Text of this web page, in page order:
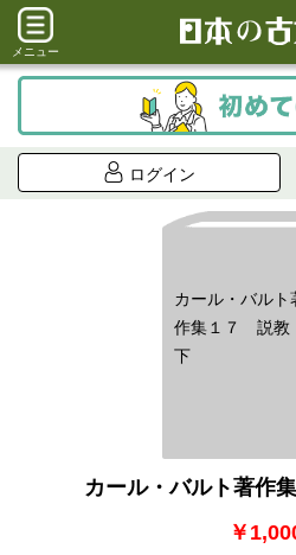
メニュー
ログイン
カール・バルト
作集１７ 説教
下
カール・バルト著
￥